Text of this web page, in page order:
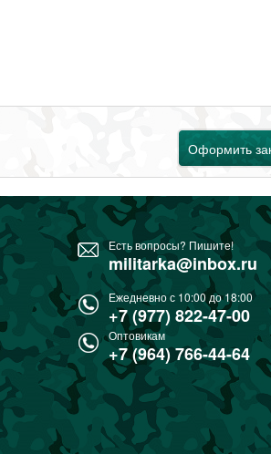
Оформить
Есть вопросы? Пишите!
militarka@inbox.ru
Ежедневно с 10:00 до 18:00
+7 (977) 822-47-00
Оптовикам
+7 (964) 766-44-64